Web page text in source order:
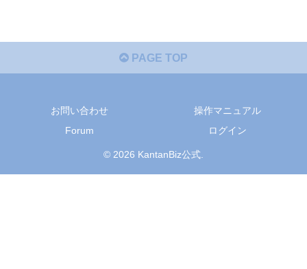
PAGE TOP
お問い合わせ
操作マニュアル
Forum
ログイン
© 2026 KantanBiz公式.